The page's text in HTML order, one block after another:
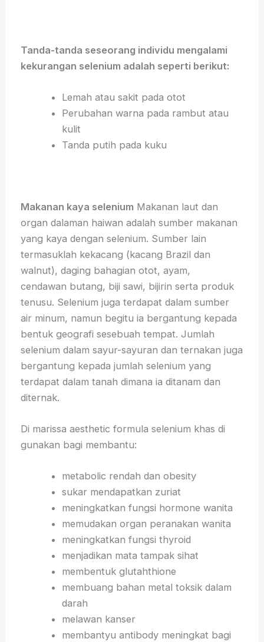
Tanda-tanda seseorang individu mengalami
kekurangan selenium adalah seperti berikut:
Lemah atau sakit pada otot
Perubahan warna pada rambut atau
kulit
Tanda putih pada kuku
Makanan kaya selenium Makanan laut dan
organ dalaman haiwan adalah sumber makanan
yang kaya dengan selenium. Sumber lain
termasuklah kekacang (kacang Brazil dan
walnut), daging bahagian otot, ayam,
cendawan butang, biji sawi, bijirin serta produk
tenusu. Selenium juga terdapat dalam sumber
air minum, namun begitu ia bergantung kepada
bentuk geografi sesebuah tempat. Jumlah
selenium dalam sayur-sayuran dan ternakan juga
bergantung kepada jumlah selenium yang
terdapat dalam tanah dimana ia ditanam dan
diternak.
Di marissa aesthetic formula selenium khas di
gunakan bagi membantu:
metabolic rendah dan obesity
sukar mendapatkan zuriat
meningkatkan fungsi hormone wanita
memudakan organ peranakan wanita
meningkatkan fungsi thyroid
menjadikan mata tampak sihat
membentuk glutahthione
membuang bahan metal toksik dalam
darah
melawan kanser
membantyu antibody meningkat bagi